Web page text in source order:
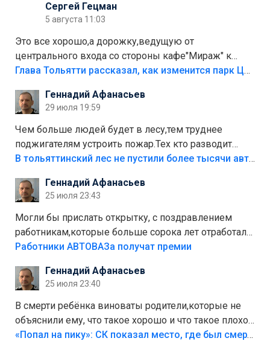
Сергей Гецман
5 августа 11:03
Это все хорошо,а дорожку,ведущую от
центрального входа со стороны кафе"Мираж" к
аттракционам слабо доделать?А то бордюры
лежала в парке и испортилась.Да еще,видимо,часть
украли.
Глава Тольятти рассказал, как изменится парк Центрального района
Геннадий Афанасьев
29 июля 19:59
Чем больше людей будет в лесу,тем труднее
поджигателям устроить пожар.Тех кто разводит
костры,тех надо безбожно штрафовать.Камер полно
Штрафы мизерные.
В тольяттинский лес не пустили более тысячи автомобилей
Геннадий Афанасьев
25 июля 23:43
Могли бы прислать открытку, с поздравлением
работникам,которые больше сорока лет отработали
на предприятии.
Работники АВТОВАЗа получат премии
Геннадий Афанасьев
25 июля 23:40
В смерти ребёнка виноваты родители,которые не
объяснили ему, что такое хорошо и что такое плохо!
Лезть через такой забор,верх безумия,есть же
«Попал на пику»: СК показал место, где был смертельно травмирован ребенок в Тольятти